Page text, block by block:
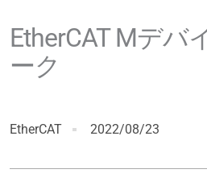
EtherCAT Mデバ
ーク
EtherCAT 2022/08/23